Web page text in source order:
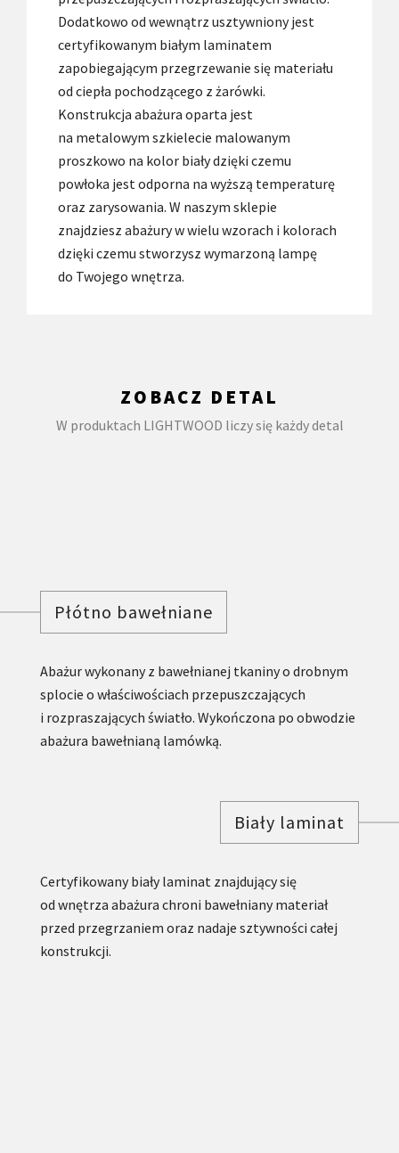
Dodatkowo od wewnątrz usztywniony jest
certyfikowanym białym laminatem
zapobiegającym przegrzewanie się materiału
od ciepła pochodzącego z żarówki.
Konstrukcja abażura oparta jest
na metalowym szkielecie malowanym
proszkowo na kolor biały dzięki czemu
powłoka jest odporna na wyższą temperaturę
oraz zarysowania. W naszym sklepie
znajdziesz abażury w wielu wzorach i kolorach
dzięki czemu stworzysz wymarzoną lampę
do Twojego wnętrza.
ZOBACZ DETAL
W produktach LIGHTWOOD liczy się każdy detal
Płótno bawełniane
Abażur wykonany z bawełnianej tkaniny o drobnym
splocie o właściwościach przepuszczających
i rozpraszających światło. Wykończona po obwodzie
abażura bawełnianą lamówką.
Biały laminat
Certyfikowany biały laminat znajdujący się
od wnętrza abażura chroni bawełniany materiał
przed przegrzaniem oraz nadaje sztywności całej
konstrukcji.